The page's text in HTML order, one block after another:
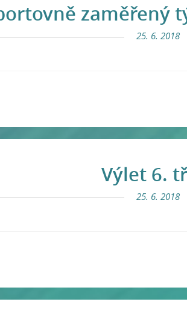
zaměřený
25. 6. 2018
Výlet 6.
25. 6. 2018